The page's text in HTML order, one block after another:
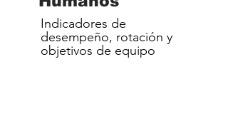
Indicadores de
desempeño, rotación y
objetivos de equipo